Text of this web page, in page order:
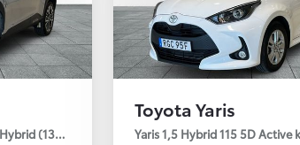
(130HK) Style V-hjul
Toyota Yaris
Yaris 1,5 Hybrid 115 5D Active